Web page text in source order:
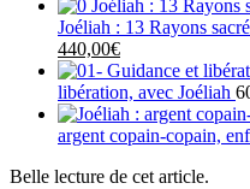
Joéliah : 13 Rayons
Le
prix
initial
était :
480,00€.
440,00€Le
prix
actuel
est :
440,00€.
libération, avec Joéliah
argent copain-copain,
Belle lecture de cet article.